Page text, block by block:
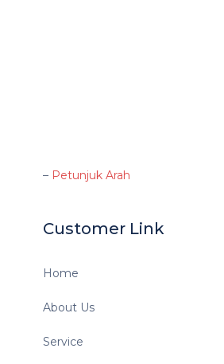
– Petunjuk Arah
Customer Link
Home
About Us
Service